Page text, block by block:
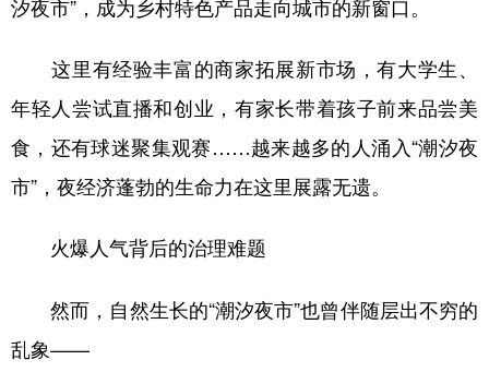
汐夜市”，成为乡村特色产品走向城市的新窗口。
这里有经验丰富的商家拓展新市场，有大学生、
年轻人尝试直播和创业，有家长带着孩子前来品尝美
食，还有球迷聚集观赛……越来越多的人涌入“潮汐夜
市”，夜经济蓬勃的生命力在这里展露无遗。
火爆人气背后的治理难题
然而，自然生长的“潮汐夜市”也曾伴随层出不穷的
乱象——